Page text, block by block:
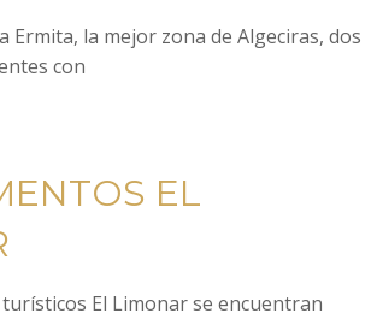
Ermita, la mejor zona de Algeciras, dos
con
EL
El Limonar se encuentran